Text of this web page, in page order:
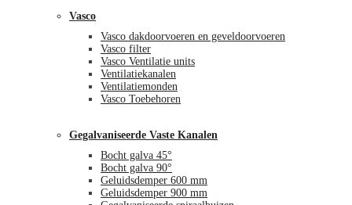
Vasco
Vasco dakdoorvoeren en geveldoorvoeren
Vasco filter
Vasco Ventilatie units
Ventilatiekanalen
Ventilatiemonden
Vasco Toebehoren
Gegalvaniseerde Vaste Kanalen
Bocht galva 45°
Bocht galva 90°
Geluidsdemper 600 mm
Geluidsdemper 900 mm